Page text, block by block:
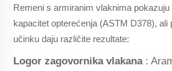
Remeni s armiranim vlaknima
kapacitet opterećenja (ASTM D378), ali
učinku daju različite rezultate:
Logor zagovornika vlakana :